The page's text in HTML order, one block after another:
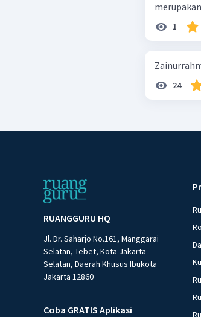
1
24
RUANGGURU HQ
Jl. Dr. Saharjo No.161, Manggarai
Selatan, Tebet, Kota Jakarta
Selatan, Daerah Khusus Ibukota
Jakarta 12860
Coba GRATIS Aplikasi